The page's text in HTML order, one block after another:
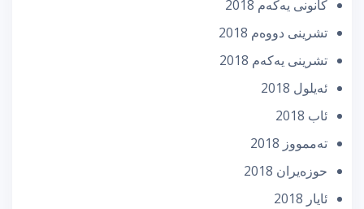
كانونی یه‌كه‌م 2018
تشرینی دووه‌م 2018
تشرینی یه‌كه‌م 2018
ئه‌یلول 2018
ئاب 2018
تەممووز 2018
حوزه‌یران 2018
ئایار 2018